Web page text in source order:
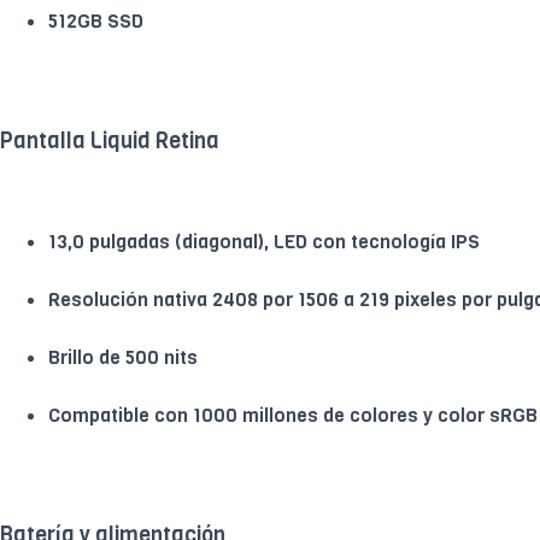
512GB SSD
Pantalla Liquid Retina
13,0 pulgadas (diagonal), LED con tecnología IPS
Resolución nativa 2408 por 1506 a 219 pixeles por
Brillo de 500 nits
Compatible con 1000 millones de colores y color sRGB